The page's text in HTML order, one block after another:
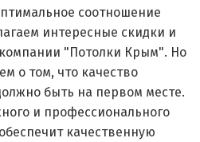
соотношение
интересные скидки и
"Потолки Крым". Но
о том, что качество
быть на первом месте.
и профессионального
качественную